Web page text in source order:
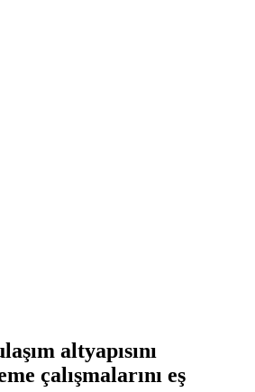
altyapısını
çalışmalarını eş